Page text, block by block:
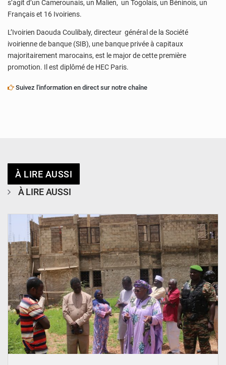
s’agit d’un Camerounais, un Malien, un Togolais, un Béninois, un
Français et 16 Ivoiriens.
L’Ivoirien Daouda Coulibaly, directeur général de la Société
ivoirienne de banque (SIB), une banque privée à capitaux
majoritairement marocains, est le major de cette première
promotion. Il est diplômé de HEC Paris.
Suivez l'information en direct sur notre chaîne
À LIRE AUSSI
À LIRE AUSSI